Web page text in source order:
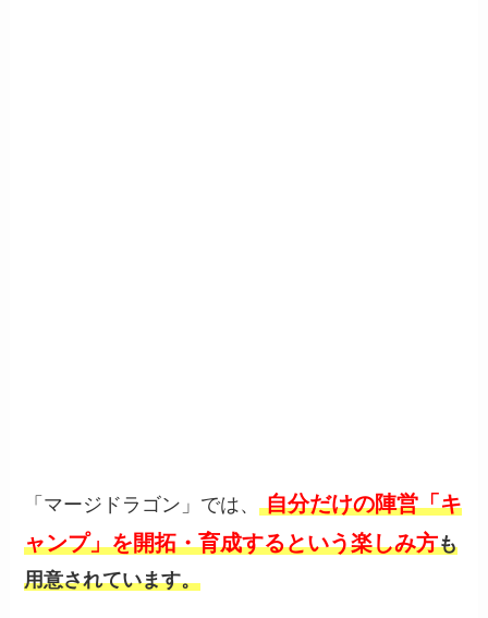
「マージドラゴン」では、自分だけの陣営「キ
ャンプ」を開拓・育成するという楽しみ方も
用意されています。